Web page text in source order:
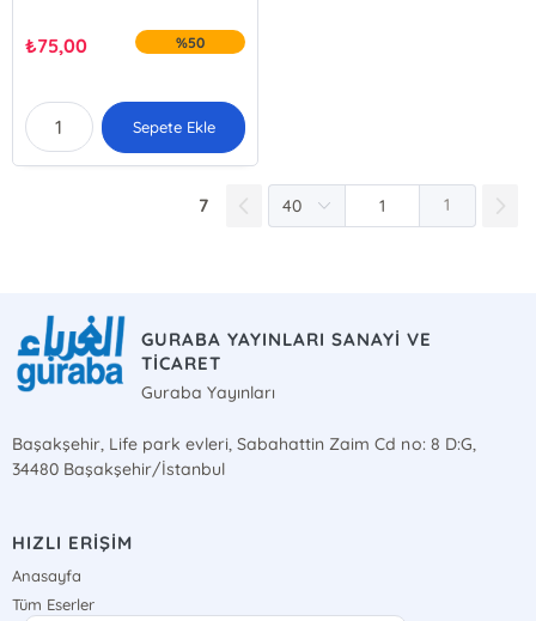
₺75,00 %50
Sepete Ekle
7 1
GURABA YAYINLARI SANAYİ VE
TİCARET
Guraba Yayınları
Başakşehir, Life park evleri, Sabahattin Zaim Cd no: 8 D:G,
34480 Başakşehir/İstanbul
HIZLI ERİŞİM
Anasayfa
Tüm Eserler